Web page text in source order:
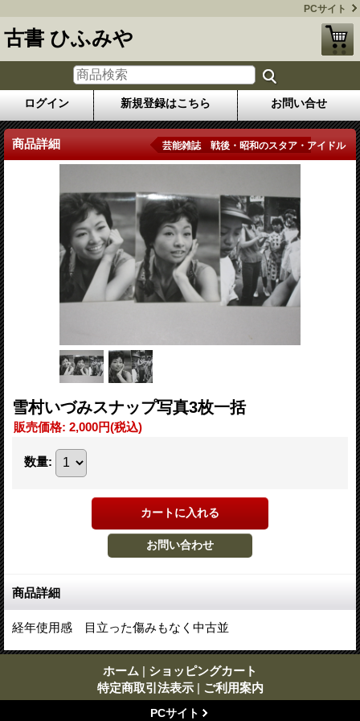
PCサイト
古書 ひふみや
ログイン 新規登録はこちら お問い合せ
商品詳細 芸能雑誌 戦後・昭和のスタア・アイドル
雪村いづみスナップ写真3枚一括
販売価格: 2,000円(税込)
数量:
商品詳細
経年使用感 目立った傷みもなく中古並
ホーム | ショッピングカート
特定商取引法表示 | ご利用案内
PCサイト